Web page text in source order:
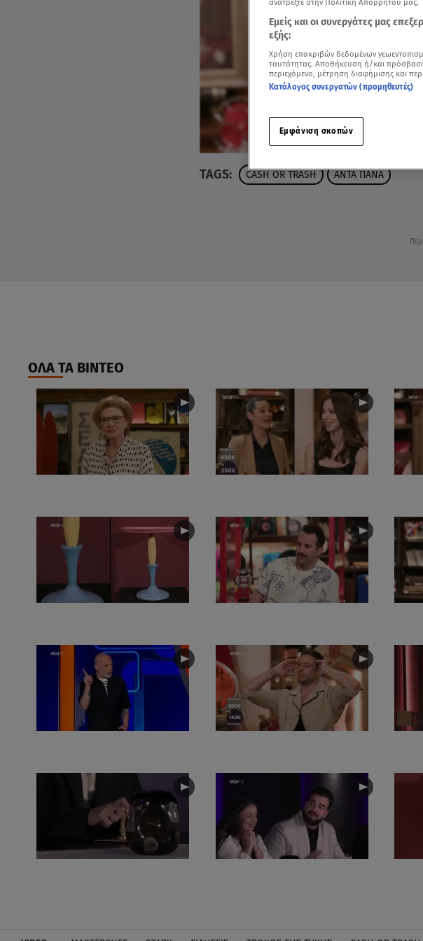
TAGS: CASH OR TRASH ΑΝΤΑ ΠΑΝΑ
ΟΛΑ ΤΑ ΒΙΝΤΕΟ
ανατρέξτε στην Πολιτική Απορρήτου μας.
Εμείς και οι συνεργάτες μας
εξής:
Χρήση επακριβών δεδομένων
ταυτότητας. Αποθήκευση ή/και
περιεχόμενο, μέτρηση διαφήμισης και
Κατάλογος συνεργατών (προμηθευτές)
Εμφάνιση σκοπών